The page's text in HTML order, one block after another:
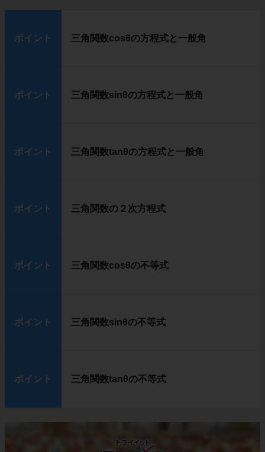
ポイント 三角関数cosθの方程式と一般角
ポイント 三角関数sinθの方程式と一般角
ポイント 三角関数tanθの方程式と一般角
ポイント 三角関数の２次方程式
ポイント 三角関数cosθの不等式
ポイント 三角関数sinθの不等式
ポイント 三角関数tanθの不等式